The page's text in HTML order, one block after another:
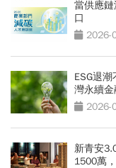
當供應
口
2026-
ESG退
灣永續
2026-
新青安
1500萬